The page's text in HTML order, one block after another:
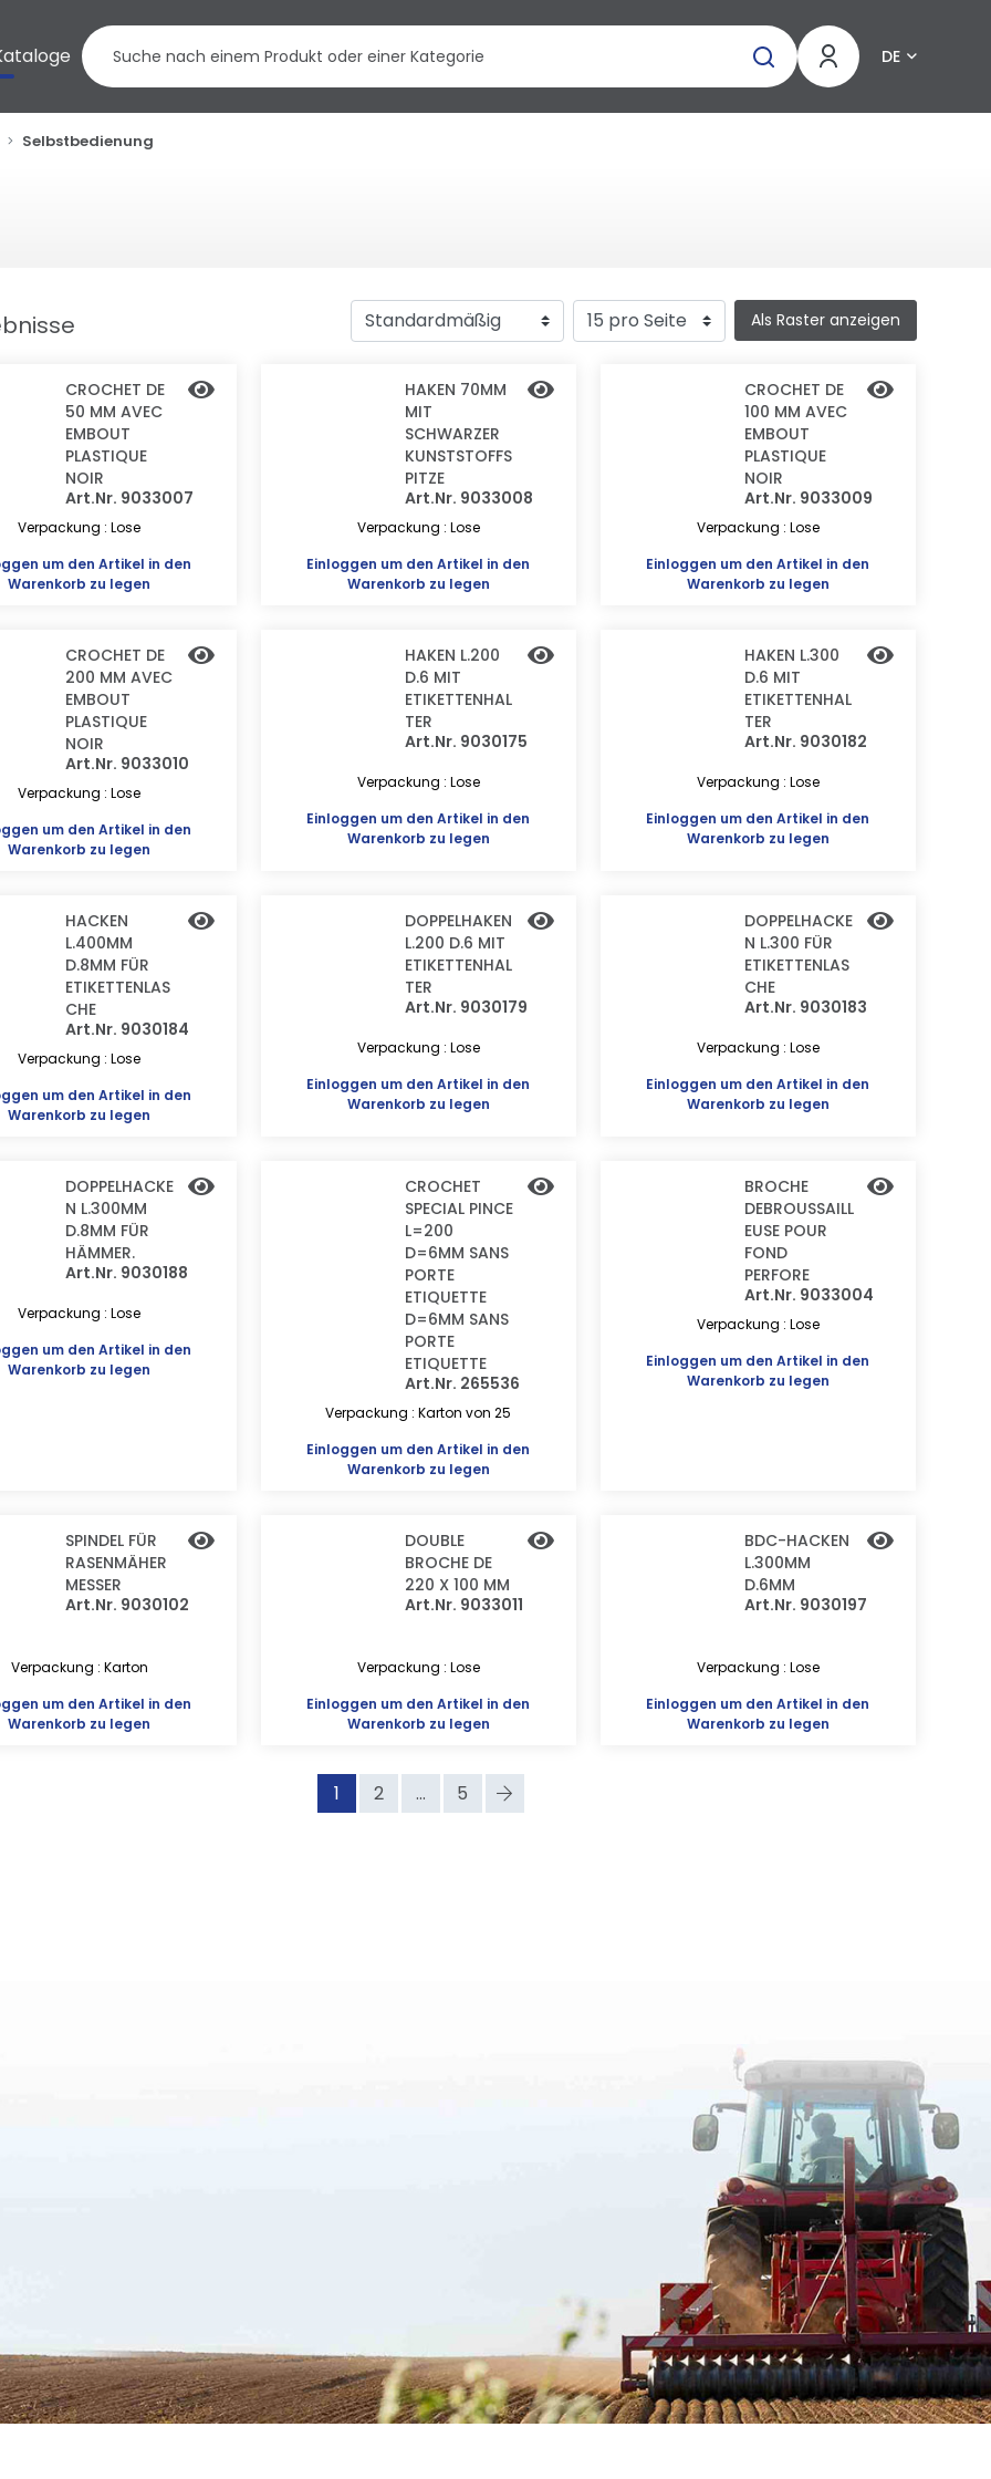
DE
Selbstbedienung
Als Raster anzeigen
CROCHET DE
50 MM AVEC
EMBOUT
PLASTIQUE
NOIR
Art.Nr. 9033007
Verpackung : Lose
um den Artikel in den
Warenkorb zu legen
HAKEN 70MM
MIT
SCHWARZER
KUNSTSTOFFS
PITZE
Art.Nr. 9033008
Verpackung : Lose
Einloggen um den Artikel in den
Warenkorb zu legen
CROCHET DE
100 MM AVEC
EMBOUT
PLASTIQUE
NOIR
Art.Nr. 9033009
Verpackung : Lose
Einloggen um den Artikel in den
Warenkorb zu legen
CROCHET DE
200 MM AVEC
EMBOUT
PLASTIQUE
NOIR
Art.Nr. 9033010
Verpackung : Lose
um den Artikel in den
Warenkorb zu legen
HAKEN L.200
D.6 MIT
ETIKETTENHAL
TER
Art.Nr. 9030175
Verpackung : Lose
Einloggen um den Artikel in den
Warenkorb zu legen
HAKEN L.300
D.6 MIT
ETIKETTENHAL
TER
Art.Nr. 9030182
Verpackung : Lose
Einloggen um den Artikel in den
Warenkorb zu legen
HACKEN
L.400MM
D.8MM FÜR
ETIKETTENLAS
CHE
Art.Nr. 9030184
Verpackung : Lose
um den Artikel in den
Warenkorb zu legen
DOPPELHAKEN
L.200 D.6 MIT
ETIKETTENHAL
TER
Art.Nr. 9030179
Verpackung : Lose
Einloggen um den Artikel in den
Warenkorb zu legen
DOPPELHACKE
N L.300 FÜR
ETIKETTENLAS
CHE
Art.Nr. 9030183
Verpackung : Lose
Einloggen um den Artikel in den
Warenkorb zu legen
DOPPELHACKE
N L.300MM
D.8MM FÜR
HÄMMER.
Art.Nr. 9030188
Verpackung : Lose
um den Artikel in den
Warenkorb zu legen
CROCHET
SPECIAL PINCE
L=200
D=6MM SANS
PORTE
ETIQUETTE
D=6MM SANS
PORTE
ETIQUETTE
Art.Nr. 265536
Verpackung : Karton von 25
Einloggen um den Artikel in den
Warenkorb zu legen
BROCHE
DEBROUSSAILL
EUSE POUR
FOND
PERFORE
Art.Nr. 9033004
Verpackung : Lose
Einloggen um den Artikel in den
Warenkorb zu legen
SPINDEL FÜR
RASENMÄHER
MESSER
Art.Nr. 9030102
Verpackung : Karton
um den Artikel in den
Warenkorb zu legen
DOUBLE
BROCHE DE
220 X 100 MM
Art.Nr. 9033011
Verpackung : Lose
Einloggen um den Artikel in den
Warenkorb zu legen
BDC-HACKEN
L.300MM
D.6MM
Art.Nr. 9030197
Verpackung : Lose
Einloggen um den Artikel in den
Warenkorb zu legen
1 2 ... 5